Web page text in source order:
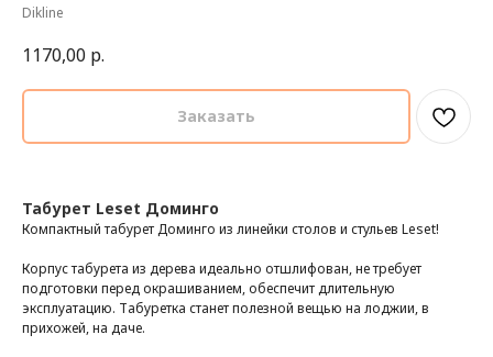
Dikline
1170,00 р.
Заказать
Табурет Leset Доминго
Компактный табурет Доминго из линейки столов и стульев Leset!
Корпус табурета из дерева идеально отшлифован, не требует
подготовки перед окрашиванием, обеспечит длительную
эксплуатацию. Табуретка станет полезной вещью на лоджии, в
прихожей, на даче.